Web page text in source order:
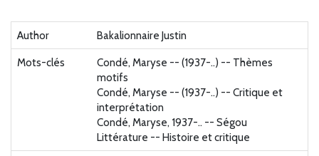
Author
Bakalionnaire Justin
Mots-clés
Condé, Maryse -- (1937-..) -- Thèmes
motifs
Condé, Maryse -- (1937-..) -- Critique et
interprétation
Condé, Maryse, 1937-.. -- Ségou
Littérature -- Histoire et critique